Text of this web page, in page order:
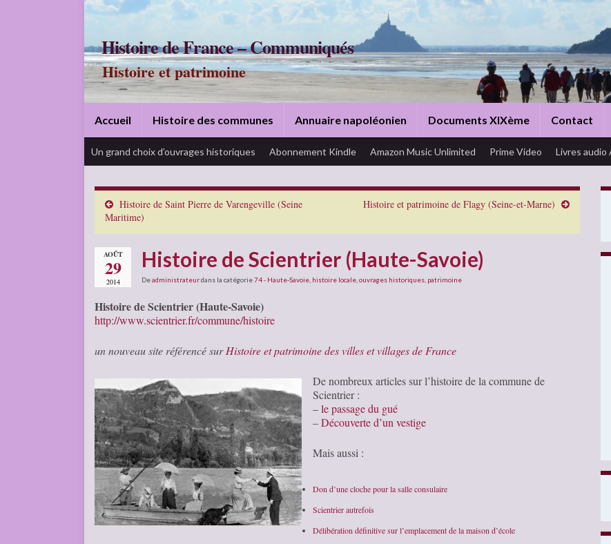
Histoire de France – Communiqués
Histoire et patrimoine
Accueil Histoire des communes Annuaire napoléonien Documents XIXème Contact
Un grand choix d’ouvrages historiques Abonnement Kindle Amazon Music Unlimited Prime Video Livres audio
Histoire de Saint Pierre de Varengeville (Seine
Maritime)
Histoire et patrimoine de Flagy (Seine-et-Marne)
AOÛT
29
2014
Histoire de Scientrier (Haute-Savoie)
Deadministrateurdans la catégorie74 - Haute-Savoie histoire locale ouvrages historiques patrimoine
Histoire de Scientrier (Haute-Savoie)
http://www.scientrier.fr/commune/histoire
un nouveau site référencé surHistoire et patrimoine des villes et villages de France
De nombreux articles sur l’histoire de la commune de
Scientrier :
–le passage du gué
–Découverte d’un vestige
Mais aussi :
Don d’une cloche pour la salle consulaire
Scientrier autrefois
Délibération définitive sur l’emplacement de la maison d’école